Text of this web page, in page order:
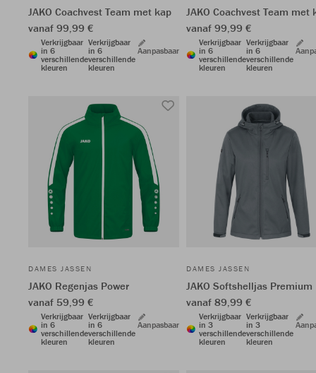
JAKO Coachvest Team met kap
vanaf 99,99 €
Verkrijgbaar
in 6
verschillende
kleuren
Verkrijgbaar
in 6
verschillende
kleuren
Aanpasbaar
JAKO Coachvest Team met
vanaf 99,99 €
Verkrijgbaar
in 6
verschillende
kleuren
Verkrijgbaar
in 6
verschillende
kleuren
DAMES JASSEN
JAKO Regenjas Power
vanaf 59,99 €
Verkrijgbaar
in 6
verschillende
kleuren
Verkrijgbaar
in 6
verschillende
kleuren
Aanpasbaar
DAMES JASSEN
JAKO Softshelljas Premium
vanaf 89,99 €
Verkrijgbaar
in 3
verschillende
kleuren
Verkrijgbaar
in 3
verschillende
kleuren